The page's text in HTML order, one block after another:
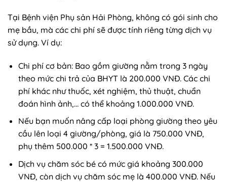
Tại Bệnh viện Phụ sản Hải Phòng, không có gói sinh cho
mẹ bầu, mà các chi phí sẽ được tính riêng từng dịch vụ
sử dụng. Ví dụ:
Chi phí cơ bản: Bao gồm giường nằm trong 3 ngày
theo mức chi trả của BHYT là 200.000 VNĐ. Các chi
phí khác như thuốc, xét nghiệm, thủ thuật, chuẩn
đoán hình ảnh,… có thể khoảng 1.000.000 VNĐ.
Nếu bạn muốn nâng cấp loại phòng giường theo yêu
cầu lên loại 4 giường/phòng, giá là 750.000 VNĐ,
phụ thêm 500.000 * 3 = 1.500.000 VNĐ.
Dịch vụ chăm sóc bé có mức giá khoảng 300.000
VNĐ, còn dịch vụ chăm sóc mẹ là 400.000 VNĐ. Nếu